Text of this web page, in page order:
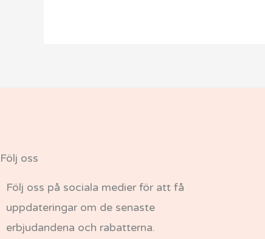
Följ oss
Följ oss på sociala medier för att få
uppdateringar om de senaste
erbjudandena och rabatterna.